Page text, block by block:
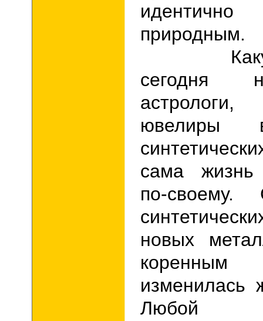
природным.
Какую
сегодня
ювелиры
сама жизнь
по-своему.
новых
изменилась
Любой